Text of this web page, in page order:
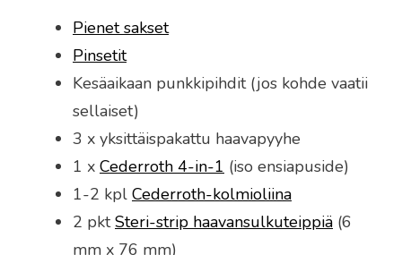
Pienet sakset
Pinsetit
Kesäaikaan punkkipihdit (jos kohde vaatii
sellaiset)
3 x yksittäispakattu haavapyyhe
1 x Cederroth 4-in-1 (iso ensiapuside)
1-2 kpl Cederroth-kolmioliina
2 pktSteri-strip haavansulkuteippiä (6
mm x 76 mm)